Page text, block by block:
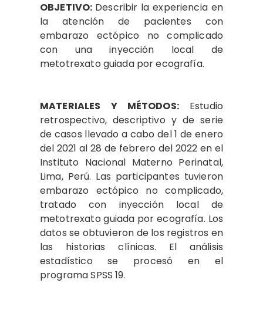
OBJETIVO: Describir la experiencia en
la atención de pacientes con
embarazo ectópico no complicado
con una inyección local de
metotrexato guiada por ecografía.
MATERIALES Y MÉTODOS:Estudio
retrospectivo, descriptivo y de serie
de casos llevado a cabo del 1 de enero
del 2021 al 28 de febrero del 2022 en el
Instituto Nacional Materno Perinatal,
Lima, Perú. Las participantes tuvieron
embarazo ectópico no complicado,
tratado con inyección local de
metotrexato guiada por ecografía. Los
datos se obtuvieron de los registros en
las historias clínicas. El análisis
estadístico se procesó en el
programa SPSS 19.